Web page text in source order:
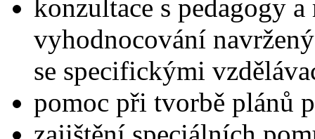
konzultace s pedagogy
vyhodnocování
se specifickými
pomoc při tvorbě plánů